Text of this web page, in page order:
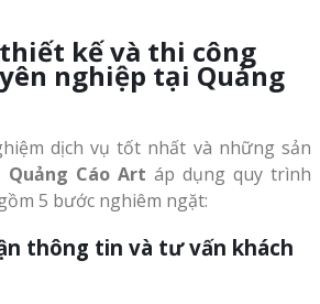
kế và thi công
nghiệp tại Quảng
dịch vụ tốt nhất và những sản
Quảng Cáo Art áp dụng quy trình
5 bước nghiêm ngặt:
thông tin và tư vấn khách